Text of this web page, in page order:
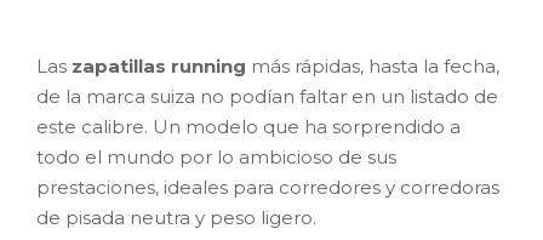
Las zapatillas running más rápidas, hasta la fecha,
de la marca suiza no podían faltar en un listado de
este calibre. Un modelo que ha sorprendido a
todo el mundo por lo ambicioso de sus
prestaciones, ideales para corredores y corredoras
de pisada neutra y peso ligero.